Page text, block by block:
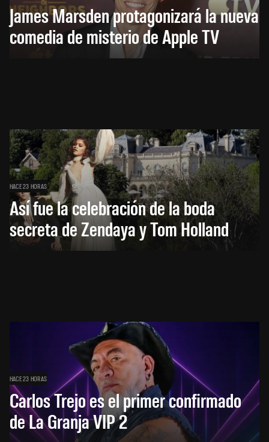
James Marsden protagonizará la nueva
comedia de misterio de Apple TV
HACE 23 HORAS
Así fue la celebración de la boda
secreta de Zendaya y Tom Holland
HACE 23 HORAS
Carlos Trejo es el primer confirmado
de La Granja VIP 2